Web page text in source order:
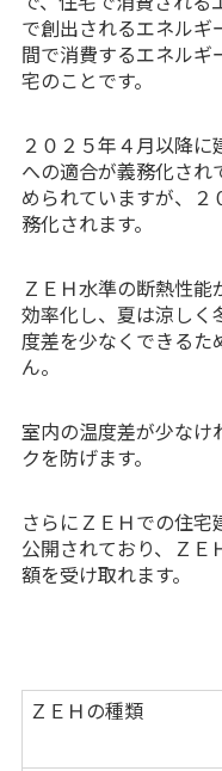
で創出されるエネルギ
間で消費するエネル
宅のことです。
２０２５年４月以降
への適合が義務化され
められていますが、２
務化されます。
ＺＥＨ水準の断熱性
効率化し、夏は涼しく
度差を少なくできるた
ん。
室内の温度差が少なけ
クを防げます。
さらにＺＥＨでの住
公開されており、ＺＥ
額を受け取れます。
ＺＥＨの種類